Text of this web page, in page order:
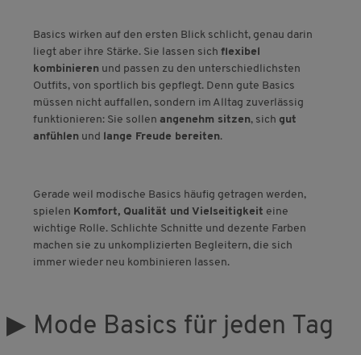
Basics wirken auf den ersten Blick schlicht, genau darin
liegt aber ihre Stärke. Sie lassen sichflexibel
kombinieren und passen zu den unterschiedlichsten
Outfits, von sportlich bis gepflegt. Denn gute Basics
müssen nicht auffallen, sondern im Alltag zuverlässig
funktionieren: Sie sollenangenehm sitzen, sich gut
anfühlen und lange Freude bereiten.
Gerade weil modische Basics häufig getragen werden,
spielen Komfort, Qualität und Vielseitigkeit eine
wichtige Rolle. Schlichte Schnitte und dezente Farben
machen sie zu unkomplizierten Begleitern, die sich
immer wieder neu kombinieren lassen.
▶ Mode Basics für jeden Tag